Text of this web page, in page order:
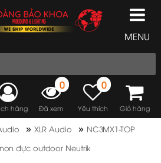
MENU
hàng
0
Đã xem
0
Yêu thích Giỏ hàng
» XLR Audio » NC3MX1-TOP
đực outdoor Neutrik